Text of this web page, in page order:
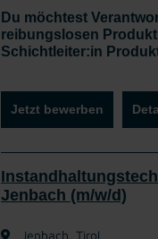
Du möchtest
reibungslosen
Schichtleiter:in
Jetzt bewerben
Jenbach (m/w/d)
Jenbach, Tirol